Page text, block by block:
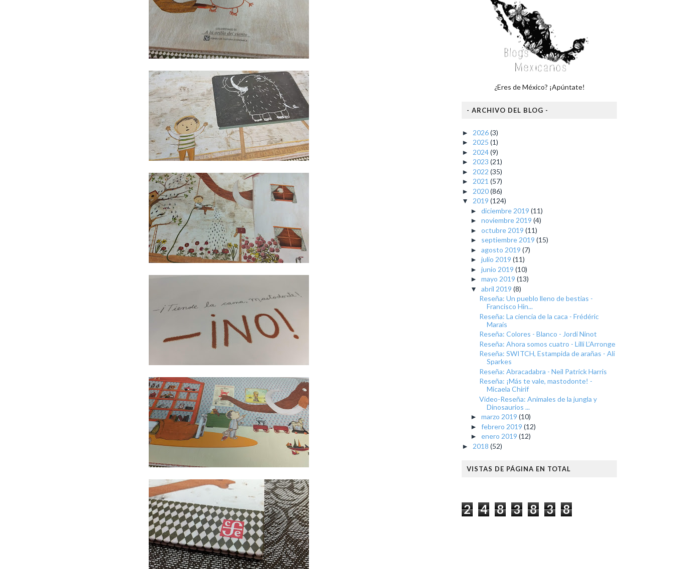
¿Eres de México? ¡Apúntate!
- ARCHIVO DEL BLOG -
► 2026(3)
► 2025 (1)
► 2024(9)
► 2023 (21)
► 2022 (35)
► 2021 (57)
► 2020(86)
▼ 2019 (124)
► diciembre 2019 (11)
► noviembre 2019 (4)
► octubre 2019 (11)
► septiembre 2019 (15)
► agosto 2019 (7)
► julio 2019 (11)
► junio 2019 (10)
► mayo 2019 (13)
▼ abril 2019 (8)
Reseña: Un pueblo lleno de bestias -
Francisco Hin...
Reseña: La ciencia de la caca - Frédéric
Marais
Reseña: Colores - Blanco - Jordi Ninot
Reseña: Ahora somos cuatro - Lilli L’Arronge
Reseña: SWITCH, Estampida de arañas - Ali
Sparkes
Reseña: Abracadabra - Neil Patrick Harris
Reseña: ¡Más te vale, mastodonte! -
Micaela Chirif
Video-Reseña: Animales de la jungla y
Dinosaurios ...
► marzo 2019 (10)
► febrero 2019 (12)
► enero 2019 (12)
► 2018 (52)
VISTAS DE PÁGINA EN TOTAL
2 4 8 3 8 3 8